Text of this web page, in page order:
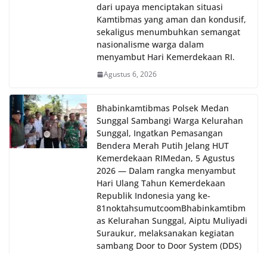
dari upaya menciptakan situasi
Kamtibmas yang aman dan kondusif,
sekaligus menumbuhkan semangat
nasionalisme warga dalam
menyambut Hari Kemerdekaan RI.
Agustus 6, 2026
Bhabinkamtibmas Polsek Medan
Sunggal Sambangi Warga Kelurahan
Sunggal, Ingatkan Pemasangan
Bendera Merah Putih Jelang HUT
Kemerdekaan RI‎‎Medan, 5 Agustus
2026 — Dalam rangka menyambut
Hari Ulang Tahun Kemerdekaan
Republik Indonesia yang ke-
81noktahsumutcoomBhabinkamtibm
as Kelurahan Sunggal, Aiptu Muliyadi
Suraukur, melaksanakan kegiatan
sambang Door to Door System (DDS)